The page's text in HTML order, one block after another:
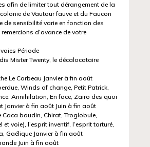
afin de limiter tout dérangement de la
de Vautour fauve et du Faucon
de sensibilité varie en fonction des
d’avance de votre
Période
Mister Twenty, le décalocataire
Le Corbeau Janvier à fin août
Winds of change, Petit Patrick,
Annihilation, En face, Zairo des quoi
Janvier à fin août Juin à fin août
Caca boudin, Chirat, Troglobule,
voie), l’esprit inventif, l’esprit torturé,
Gaélique Janvier à fin août
Juin à fin août